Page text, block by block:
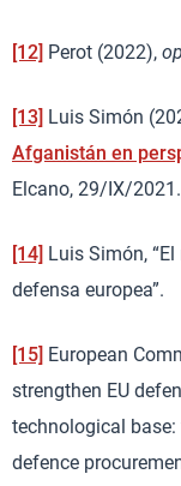
[12] Perot (2022),
[13] Luis Simón
Afganistán en
Elcano, 29/IX/2021.
[14] Luis Simón,
defensa europea”.
[15] European
strengthen EU
technological
defence